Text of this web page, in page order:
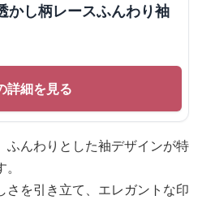
かし柄レースふんわり袖
詳細を見る
ふんわりとした袖デザインが特
さを引き立て、エレガントな印